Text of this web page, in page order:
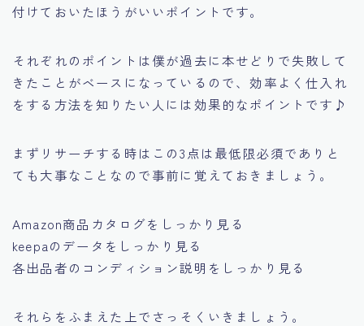
付けておいたほうがいいポイント です。
それぞれのポイントは僕が過去に本せどりで失敗して
きたことがベースになっているので、効率よく仕入れ
をする方法を知りたい人には効果的なポイントです♪
まずリサーチする時はこの3点は最低限必須でありと
ても大事なことなので事前に覚えておきましょう。
Amazon商品カタログをしっかり見る
keepaのデータをしっかり見る
各出品者のコンディション説明をしっかり見る
それらをふまえた上でさっそくいきましょう。